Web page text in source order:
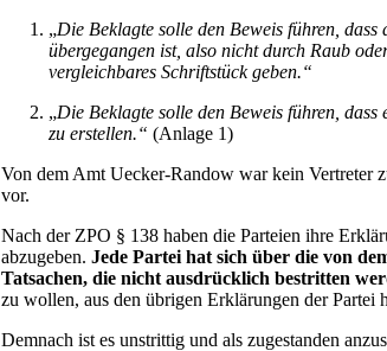
„Die Beklagte solle den Beweis führen,
übergegangen ist, also nicht durch Raub
vergleichbares Schriftstück geben.“
„Die Beklagte solle den Beweis führen,
zu erstellen.“ (Anlage 1)
Von dem Amt Uecker-Randow war kein Vertreter
vor.
Nach der ZPO § 138 haben die Parteien ihre
abzugeben. Jede Partei hat sich über die von
Tatsachen, die nicht ausdrücklich bestritten
zu wollen, aus den übrigen Erklärungen der Partei
Demnach ist es unstrittig und als zugestanden